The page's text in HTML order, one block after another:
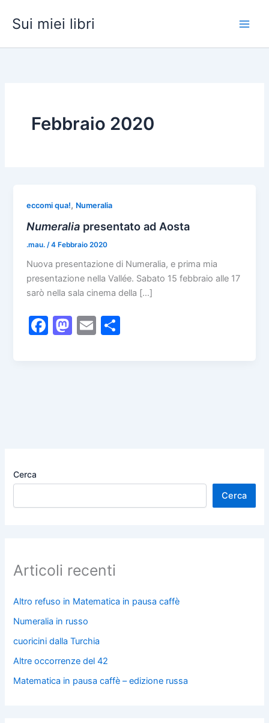
Sui miei libri
Febbraio 2020
eccomi qua!, Numeralia
Numeralia presentato ad Aosta
.mau. /4 Febbraio 2020
Nuova presentazione di Numeralia, e prima mia
presentazione nella Vallée. Sabato 15 febbraio alle 17
sarò nella sala cinema della […]
F
M E
Cerca
Cerca
Articoli recenti
Altro refuso in Matematica in pausa caffè
Numeralia in russo
cuoricini dalla Turchia
Altre occorrenze del 42
Matematica in pausa caffè – edizione russa